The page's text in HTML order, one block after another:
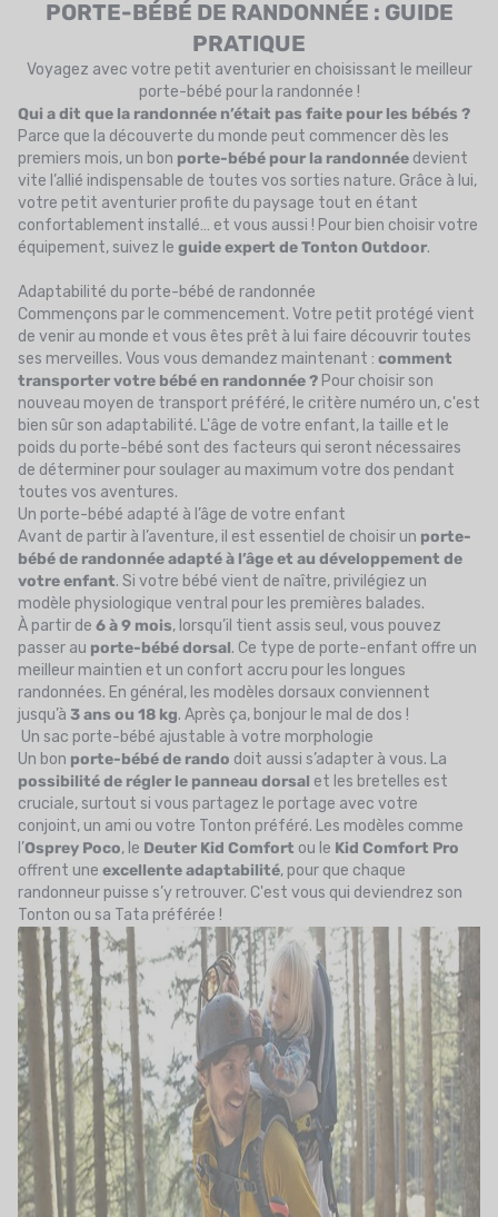
CARTE CADEAU
MON PANIER
MES FAVORIS
LE BLOG DES TONTONS
CONTACT
PORTE-BÉBÉ DE RANDONNÉE : GUIDE
PRATIQUE
Voyagez avec votre petit aventurier en choisissant le meilleur
porte-bébé pour la randonnée !
Qui a dit que la randonnée n’était pas faite pour les bébés ?
Parce que la découverte du monde peut commencer dès les
premiers mois, un bon porte-bébé pour la randonnée devient
vite l’allié indispensable de toutes vos sorties nature. Grâce à lui,
votre petit aventurier profite du paysage tout en étant
confortablement installé… et vous aussi ! Pour bien choisir votre
équipement, suivez le guide expert de Tonton Outdoor.
Adaptabilité du porte-bébé de randonnée
Commençons par le commencement. Votre petit protégé vient
de venir au monde et vous êtes prêt à lui faire découvrir toutes
ses merveilles. Vous vous demandez maintenant : comment
transporter votre bébé en randonnée ? Pour choisir son
nouveau moyen de transport préféré, le critère numéro un, c'est
bien sûr son adaptabilité. L'âge de votre enfant, la taille et le
poids du porte-bébé sont des facteurs qui seront nécessaires
de déterminer pour soulager au maximum votre dos pendant
toutes vos aventures.
Un porte-bébé adapté à l’âge de votre enfant
Avant de partir à l’aventure, il est essentiel de choisir un porte-
bébé de randonnée adapté à l’âge et au développement de
votre enfant. Si votre bébé vient de naître, privilégiez un
modèle physiologique ventral pour les premières balades.
À partir de 6 à 9 mois, lorsqu’il tient assis seul, vous pouvez
passer au porte-bébé dorsal. Ce type de porte-enfant offre un
meilleur maintien et un confort accru pour les longues
randonnées. En général, les modèles dorsaux conviennent
jusqu’à 3 ans ou 18 kg. Après ça, bonjour le mal de dos !
Un sac porte-bébé ajustable à votre morphologie
Un bon porte-bébé de rando doit aussi s’adapter à vous. La
possibilité de régler le panneau dorsal et les bretelles est
cruciale, surtout si vous partagez le portage avec votre
conjoint, un ami ou votre Tonton préféré. Les modèles comme
l’Osprey Poco, le Deuter Kid Comfort ou le Kid Comfort Pro
offrent une excellente adaptabilité, pour que chaque
randonneur puisse s’y retrouver. C'est vous qui deviendrez son
Tonton ou sa Tata préférée !